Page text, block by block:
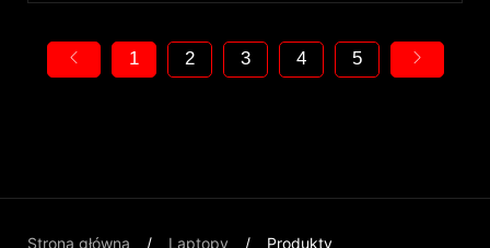
1 2 3 4 5
Strona główna Laptopy Produkty